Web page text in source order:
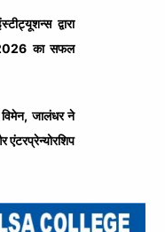
द्वारा
2026 का सफल
जालंधर ने
एंटरप्रेन्योरशिप